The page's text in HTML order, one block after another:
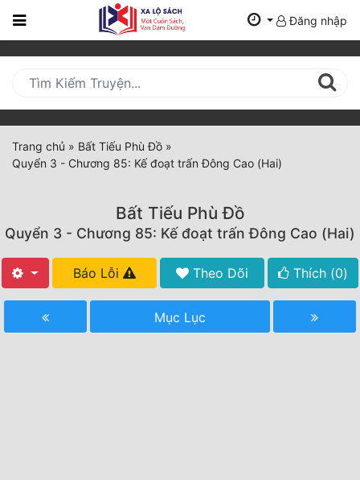
Trang
Mới
Cập
Nhật
(current)
Tất Cả
Hoàn Thành
Đăng nhập
Trang chủ » Bất Tiếu Phù Đồ »
Quyển 3 - Chương 85: Kế đoạt trấn Đông Cao (Hai)
Bất Tiếu Phù Đồ
Quyển 3 - Chương 85: Kế đoạt trấn Đông Cao (Hai)
Báo Lỗi Theo Dõi Thích (0)
Mục Lục